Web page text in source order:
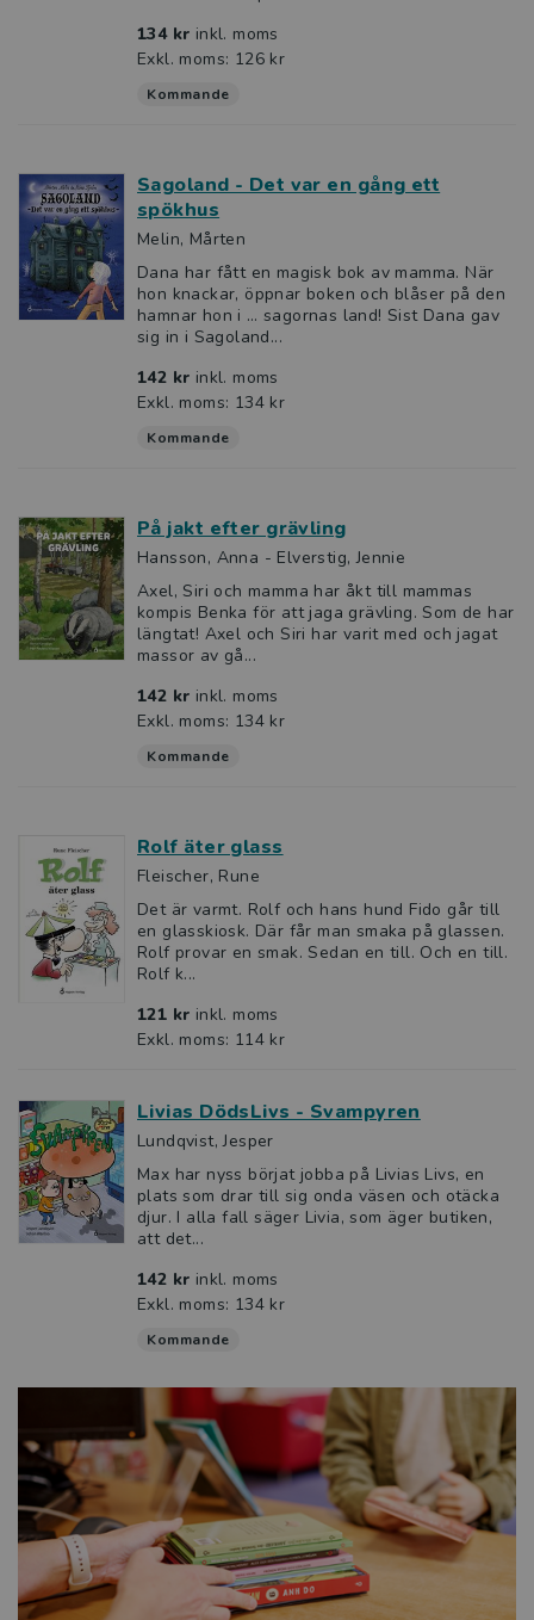
134 kr inkl. moms
Exkl. moms: 126 kr
Kommande
Sagoland - Det var en gång ett
spökhus
Melin, Mårten
Dana har fått en magisk bok av mamma. När
hon knackar, öppnar boken och blåser på den
hamnar hon i … sagornas land! Sist Dana gav
sig in i Sagoland...
142 kr inkl. moms
Exkl. moms: 134 kr
Kommande
På jakt efter grävling
Hansson, Anna - Elverstig, Jennie
Axel, Siri och mamma har åkt till mammas
kompis Benka för att jaga grävling. Som de har
längtat! Axel och Siri har varit med och jagat
massor av gå...
142 kr inkl. moms
Exkl. moms: 134 kr
Kommande
Rolf äter glass
Fleischer, Rune
Det är varmt. Rolf och hans hund Fido går till
en glasskiosk. Där får man smaka på glassen.
Rolf provar en smak. Sedan en till. Och en till.
Rolf k...
121 kr inkl. moms
Exkl. moms: 114 kr
Livias DödsLivs - Svampyren
Lundqvist, Jesper
Max har nyss börjat jobba på Livias Livs, en
plats som drar till sig onda väsen och otäcka
djur. I alla fall säger Livia, som äger butiken,
att det...
142 kr inkl. moms
Exkl. moms: 134 kr
Kommande